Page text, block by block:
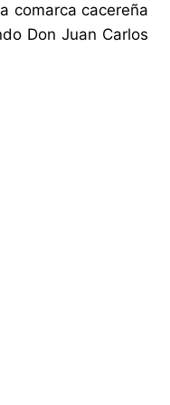
comarca cacereña
Don Juan Carlos